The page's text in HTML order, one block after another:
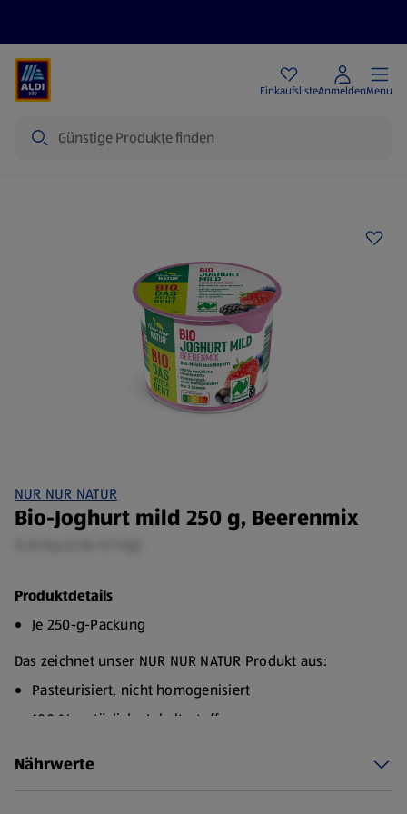
EinkaufslisteAnmeldenMenu
NUR NUR NATUR
Bio-Joghurt mild 250 g, Beerenmix
Produktdetails
Je 250-g-Packung
Das zeichnet unser NUR NUR NATUR Produkt aus:
Pasteurisiert, nicht homogenisiert
100 % natürliche Inhaltsstoffe
Nährwerte